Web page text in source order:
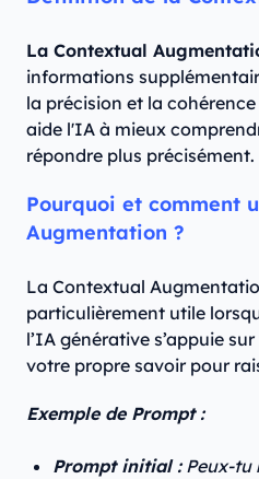
La Contextual
informations
la précision et la cohérence
aide l'IA à mieux
répondre plus précisément.
Pourquoi et comment
Augmentation ?
La Contextual
particulièrement utile
l’IA générative s’appuie
votre propre savoir pour
Exemple de Prompt :
Prompt initial :Peux-tu